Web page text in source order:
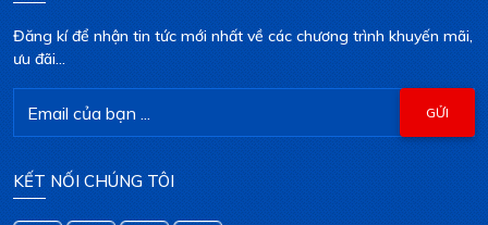
Đăng kí để nhận tin tức mới nhất về các chương trình khuyến mãi,
ưu đãi...
KẾT NỐI CHÚNG TÔI